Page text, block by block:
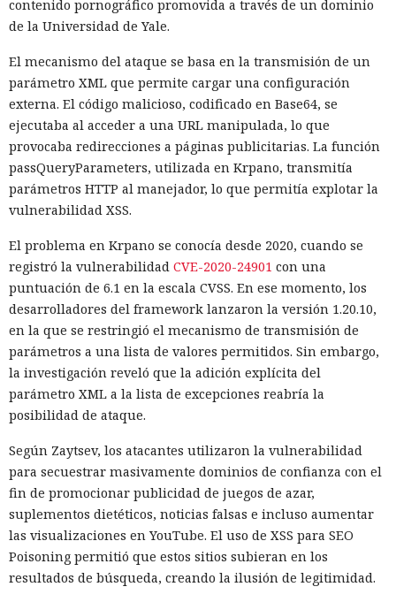
contenido pornográfico promovida a través de un dominio
de la Universidad de Yale.
El mecanismo del ataque se basa en la transmisión de un
parámetro XML que permite cargar una configuración
externa. El código malicioso, codificado en Base64, se
ejecutaba al acceder a una URL manipulada, lo que
provocaba redirecciones a páginas publicitarias. La función
passQueryParameters, utilizada en Krpano, transmitía
parámetros HTTP al manejador, lo que permitía explotar la
vulnerabilidad XSS.
El problema en Krpano se conocía desde 2020, cuando se
registró la vulnerabilidad CVE-2020-24901 con una
puntuación de 6.1 en la escala CVSS. En ese momento, los
desarrolladores del framework lanzaron la versión 1.20.10,
en la que se restringió el mecanismo de transmisión de
parámetros a una lista de valores permitidos. Sin embargo,
la investigación reveló que la adición explícita del
parámetro XML a la lista de excepciones reabría la
posibilidad de ataque.
Según Zaytsev, los atacantes utilizaron la vulnerabilidad
para secuestrar masivamente dominios de confianza con el
fin de promocionar publicidad de juegos de azar,
suplementos dietéticos, noticias falsas e incluso aumentar
las visualizaciones en YouTube. El uso de XSS para SEO
Poisoning permitió que estos sitios subieran en los
resultados de búsqueda, creando la ilusión de legitimidad.